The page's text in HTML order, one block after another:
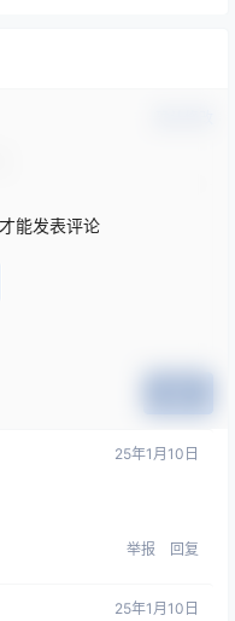
能发表评论
25年1月10日
举报 回复
25年1月10日